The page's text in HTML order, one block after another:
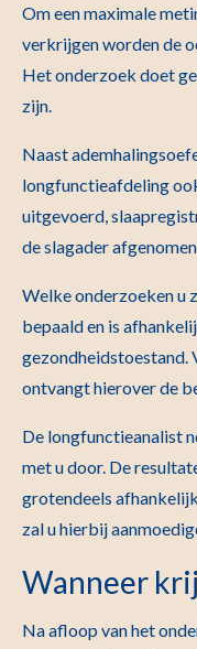
Om een maximale
verkrijgen worden de
Het onderzoek doet
zijn.
Naast
longfunctieafdeling
uitgevoerd,
de slagader
Welke onderzoeken u
bepaald en is
gezondheidstoestand.
ontvangt hierover de
De longfunctieanalist
met u door. De
grotendeels
zal u hierbij
Wanneer
Na afloop van het